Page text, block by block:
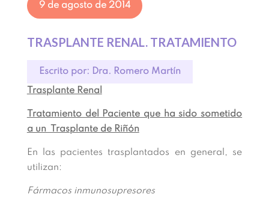
9 de agosto de 2014
TRASPLANTE RENAL. TRATAMIENTO
Escrito por: Dra. Romero Martín
Trasplante Renal
Tratamiento del Paciente que ha sido sometido
a un Trasplante de Riñón
En las pacientes trasplantados en general, se
utilizan:
Fármacos inmunosupresores